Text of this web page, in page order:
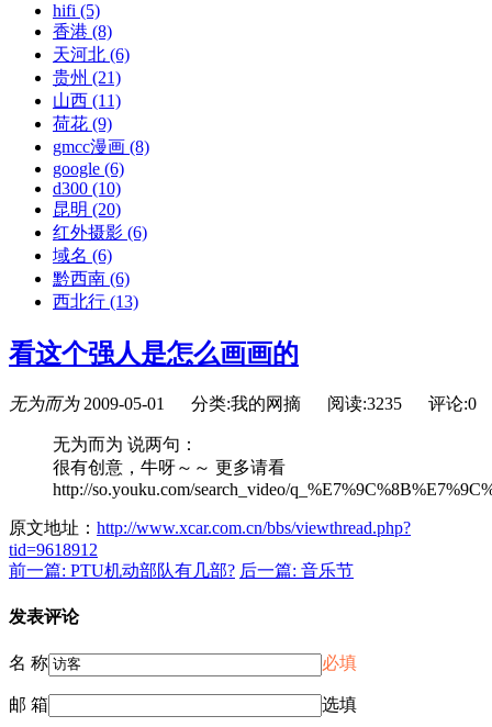
hifi (5)
香港 (8)
天河北 (6)
贵州 (21)
山西 (11)
荷花 (9)
gmcc漫画 (8)
google (6)
d300 (10)
昆明 (20)
红外摄影 (6)
域名 (6)
黔西南 (6)
西北行 (13)
看这个强人是怎么画画的
无为而为 2009-05-01 分类:我的网摘 阅读:3235 评论:0
无为而为 说两句：
很有创意，牛呀～～ 更多请看
http://so.youku.com/search_video/
原文地址： http://www.xcar.com.cn/bbs/viewthread.php?
tid=9618912
前一篇: PTU机动部队有几部? 后一篇: 音乐节
发表评论
名 称 必填
邮 箱 选填